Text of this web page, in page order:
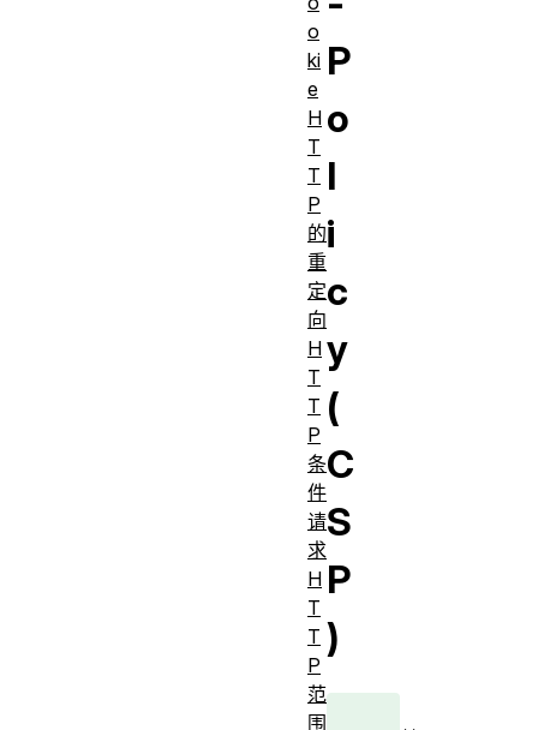
P
o
l
i
c
y
(
C
S
P
)
o
ki
e
H
T
T
P
的
重
定
向
H
T
T
P
条
件
请
求
H
T
T
P
范
围